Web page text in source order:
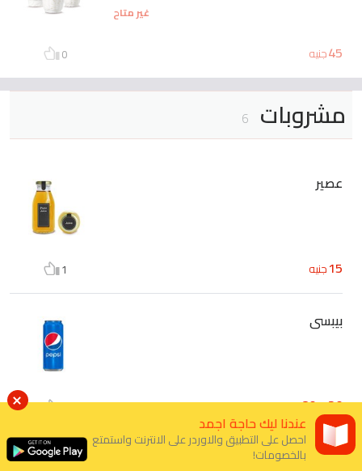
غير متاح
45جنيه 0
مشروبات 6
عصير
15جنيه 1
بيبسى
30 - 80 جنيه 0
ميرندا برتقال
عندنا ليك حاجة اجمد
احصل على التطبيق والاوردر على الانترنت واستمتع
بالخصومات!